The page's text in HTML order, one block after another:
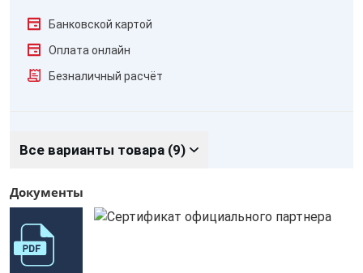
Банковской картой
Оплата онлайн
Безналичный расчёт
Все варианты товара (9)
Документы